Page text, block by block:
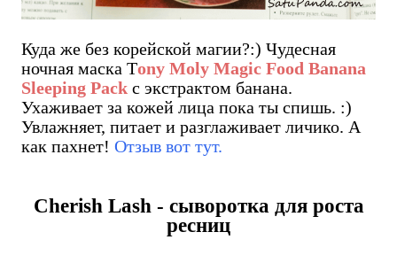
Куда же без корейской магии?:) Чудесная
ночная маска Tony Moly Magic Food Banana
Sleeping Pack с экстрактом банана.
Ухаживает за кожей лица пока ты спишь. :)
Увлажняет, питает и разглаживает личико. А
как пахнет! Отзыв вот тут.
Cherish Lash - сыворотка для роста
ресниц